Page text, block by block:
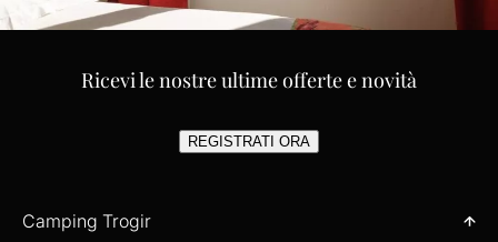
Ricevi le nostre ultime offerte e novità
REGISTRATI ORA
Camping Trogir